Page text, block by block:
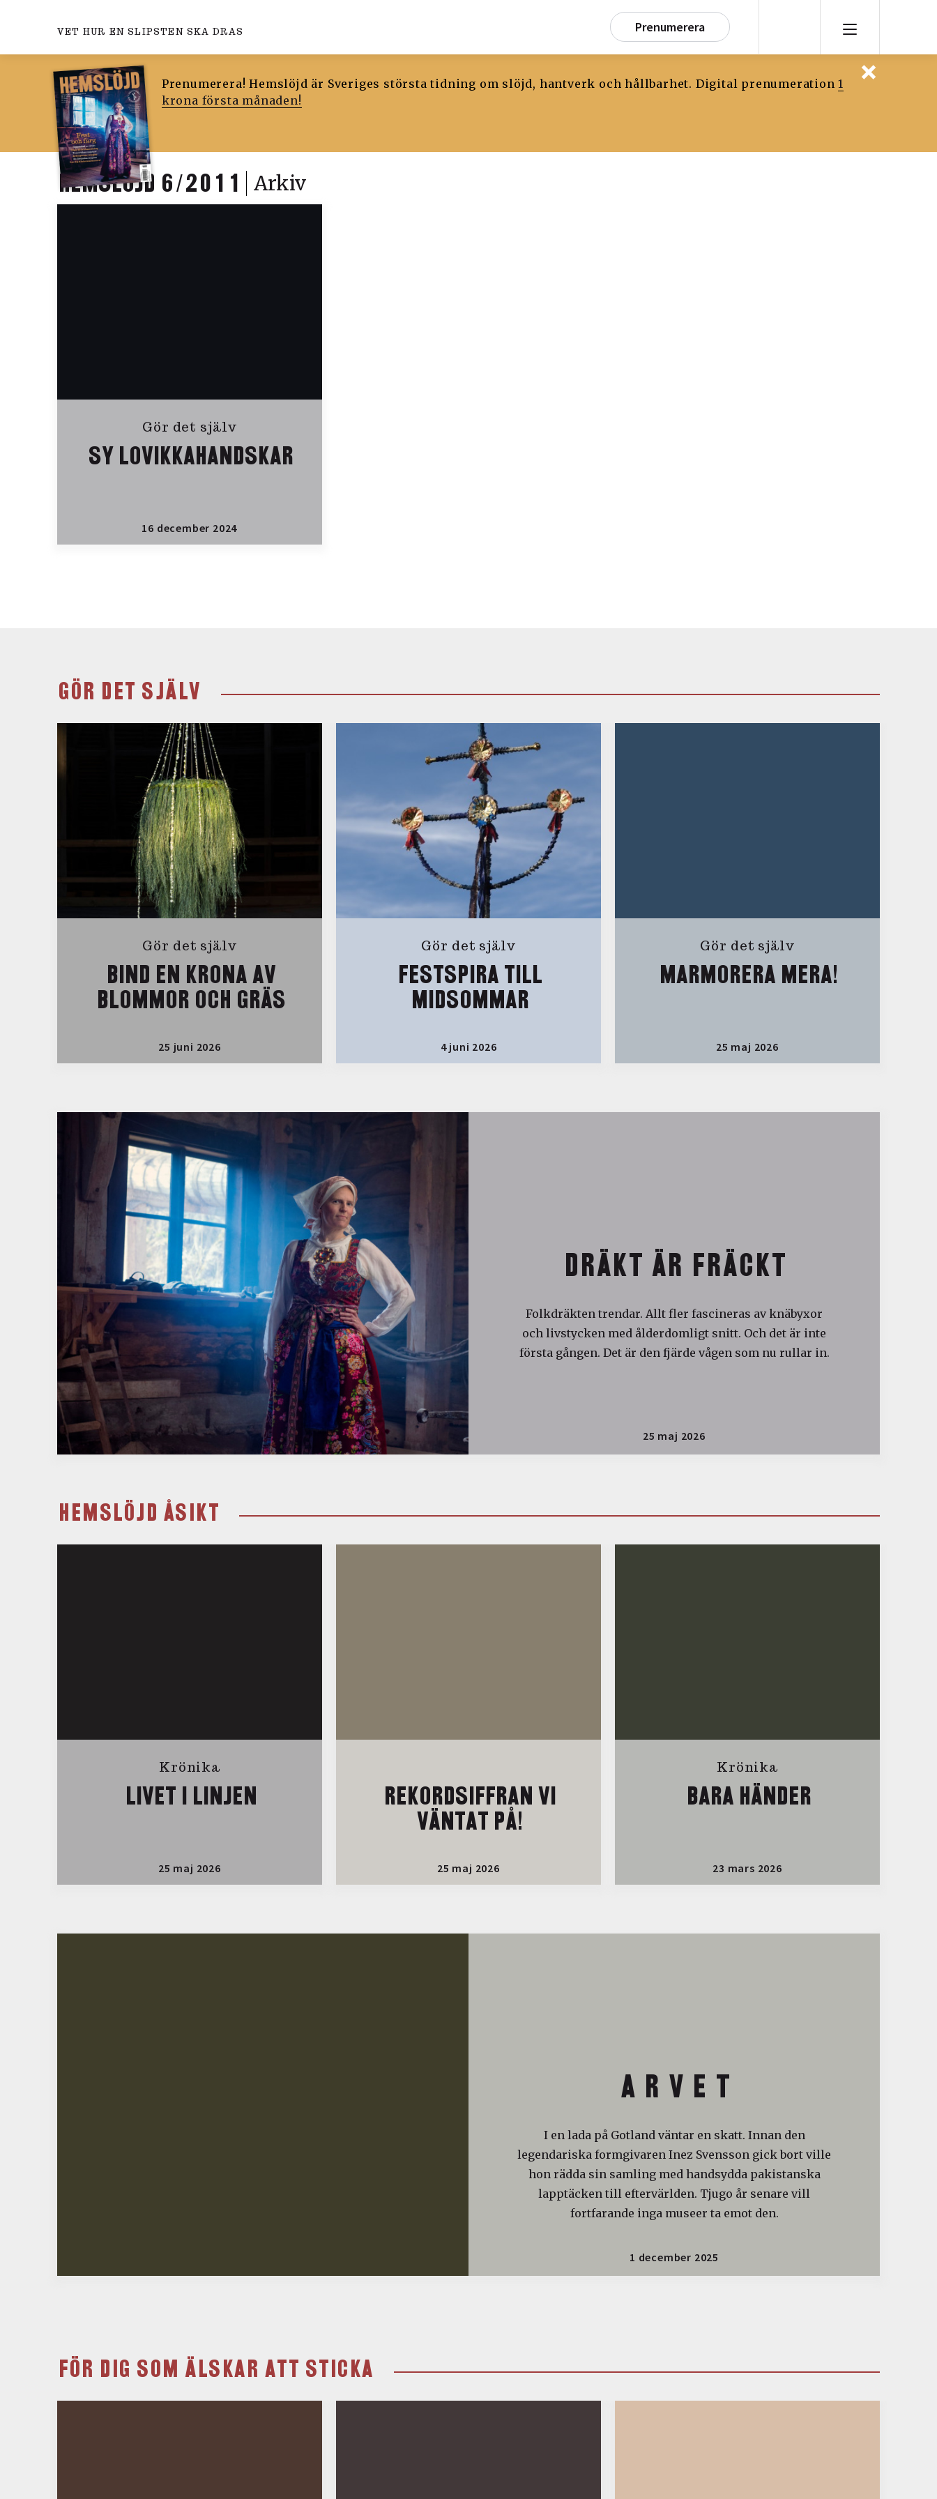
VET HUR EN SLIPSTEN SKA DRAS Prenumerera
Prenumerera! Hemslöjd är Sveriges största tidning om slöjd, hantverk och hållbarhet. Digital prenumeration1
krona första månaden!
HEMSLÖJD 6/2011 Arkiv
Gör det själv
SY LOVIKKAHANDSKAR
16 december 2024
GÖR DET SJÄLV
Gör det själv
BIND EN KRONA AV
BLOMMOR OCH GRÄS
25 juni 2026
Gör det själv
FESTSPIRA TILL
MIDSOMMAR
4 juni 2026
Gör det själv
MARMORERA MERA!
25 maj 2026
DRÄKT ÄR FRÄCKT
Folkdräkten trendar. Allt fler fascineras av knäbyxor
och livstycken med ålderdomligt snitt. Och det är inte
första gången. Det är den fjärde vågen som nu rullar in.
25 maj 2026
HEMSLÖJD ÅSIKT
Krönika
LIVET I LINJEN
25 maj 2026
REKORDSIFFRAN VI
VÄNTAT PÅ!
25 maj 2026
Krönika
BARA HÄNDER
23 mars 2026
A R V E T
I en lada på Gotland väntar en skatt. Innan den
legendariska formgivaren Inez Svensson gick bort ville
hon rädda sin samling med handsydda pakistanska
lapptäcken till eftervärlden. Tjugo år senare vill
fortfarande inga museer ta emot den.
1 december 2025
FÖR DIG SOM ÄLSKAR ATT STICKA